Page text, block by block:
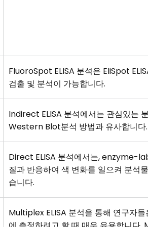
FluoroSpot ELISA 분석은 EliSpot
검출 및 분석이 가능합니다.
Indirect ELISA 분석에서는 관심있는
Western Blot분석 방법과 유사합니다.
Direct ELISA 분석에서는, enzyme-
질과 반응하여 색 변화를 일으켜 분석
습니다.
Multiplex ELISA 분석을 통해 연구자